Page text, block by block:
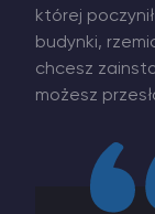
której
budynki,
chcesz
możesz